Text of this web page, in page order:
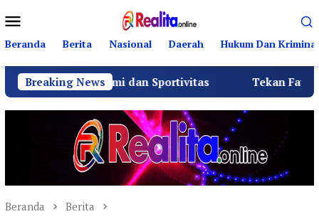
ke
kontenMobile
Beranda Berita Nasional Daerah Hukum Dan Kriminal
Breaking News
dan Sportivitas Tekan Fatalitas
Beranda Berita